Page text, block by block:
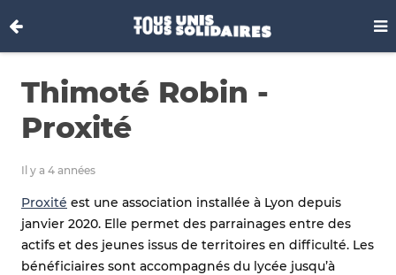
Thimoté Robin -
Proxité
Il y a 4 années
Proxité est une association installée à Lyon depuis
janvier 2020. Elle permet des parrainages entre des
actifs et des jeunes issus de territoires en difficulté. Les
bénéficiaires sont accompagnés du lycée jusqu’à